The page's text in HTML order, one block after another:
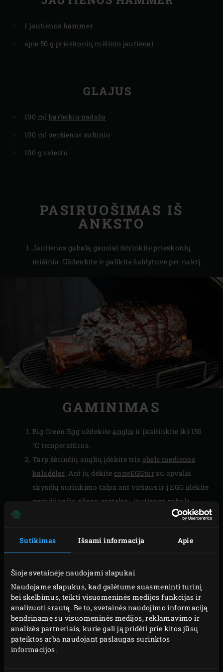
Sutikimas Išsami informacija Apie
Šioje svetainėje naudojami slapukai
Naudojame slapukus, kad galėtume suasmeninti turinį
bei skelbimus, teikti visuomeninės medijos funkcijas ir
analizuoti srautą. Be to, svetainės naudojimo informaciją
bendriname su visuomeninės medijos, reklamavimo ir
analizės partneriais, kurie gali ją pridėti prie kitos jūsų
pateiktos arba naudojant paslaugas surinktos
informacijos.
1 jautienos hammer
apie 50 g prieskonių mišinio jautienai
GLAJUS
100 ml barbekiu padažo
100 ml veršienos sultinio
100 g sviesto
PASIRUOŠIMAS IŠ
ANKSTO
Jautienos gabalą gausiai ištrinkite prieskonių
mišiniu. Uždenkite ir palikite šaldytuve per naktį.
GAMINIMAS
Big Green Egg uždekite anglis ir įkaitinkite iki 150
°C temperatūros.
Tarp žėrinčių anglių įdėkite tris obels medienos
kaladėles. Ant jų dėkiteconvEGGtor su apvalia
skysčių surinkimo talpa ant viršaus ir į EGG įdėkite
nerūdijančio plieno groteles . Jautienos gabalą
dėkite ant grotelių ir uždenkite EGG dangtį.
Palaikykite tokią temperatūrą ir leiskite jautienai
Į mėsos vidurį įsmeikitedvigubo nuotolinio
termometrosmaigalį ir įsitikinkite, kad jis neliečia
kaulo. Uždenkite EGG dangtį ir įkaitinkite iki 150 °C.
Termometro temperatūrą nustatykite 75 °C.
Jautieną kepkite maždaug dar dvi valandas, kol ji
pasieks šią vidaus temperatūrą. Per tą laiką kartu
kaitindami barbekiu padažą, veršienos sultinį ir